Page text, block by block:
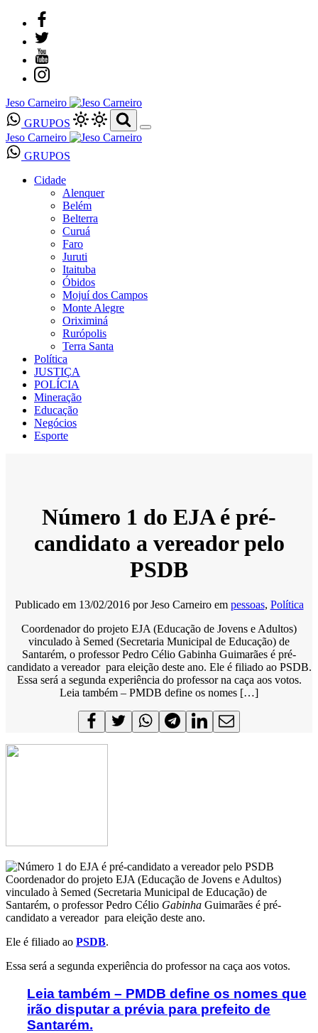
Jeso Carneiro
GRUPOS
Jeso Carneiro
GRUPOS
Cidade
Alenquer
Belém
Belterra
Curuá
Faro
Juruti
Itaituba
Óbidos
Mojuí dos Campos
Monte Alegre
Oriximiná
Rurópolis
Terra Santa
Política
JUSTIÇA
POLÍCIA
Mineração
Educação
Negócios
Esporte
Número 1 do EJA é pré-
candidato a vereador pelo
PSDB
Publicado em 13/02/2016 porJeso Carneiro em pessoas, Política
Coordenador do projeto EJA (Educação de Jovens e Adultos)
vinculado à Semed (Secretaria Municipal de Educação) de
Santarém, o professor Pedro Célio Gabinha Guimarães é pré-
candidato a vereador para eleição deste ano. Ele é filiado ao PSDB.
Essa será a segunda experiência do professor na caça aos votos.
Leia também – PMDB define os nomes […]
Coordenador do projeto EJA (Educação de Jovens e Adultos)
vinculado à Semed (Secretaria Municipal de Educação) de
Santarém, o professor Pedro Célio Gabinha Guimarães é pré-
candidato a vereador para eleição deste ano.
Ele é filiado ao PSDB.
Essa será a segunda experiência do professor na caça aos votos.
Leia também – PMDB define os nomes que
irão disputar a prévia para prefeito de
Santarém.